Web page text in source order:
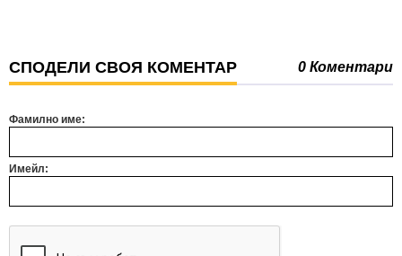
СПОДЕЛИ СВОЯ КОМЕНТАР 0 Коментари
Фамилно име:
Имейл: